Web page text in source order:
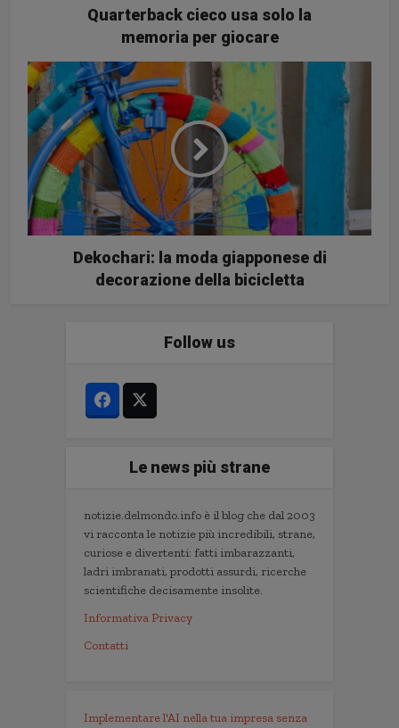
Quarterback cieco usa solo la
memoria per giocare
Dekochari: la moda giapponese di
decorazione della bicicletta
Follow us
Le news più strane
notizie.delmondo.info è il blog che dal 2003
vi racconta le notizie più incredibili, strane,
curiose e divertenti: fatti imbarazzanti,
ladri imbranati, prodotti assurdi, ricerche
scientifiche decisamente insolite.
Informativa Privacy
Contatti
Implementare l'AI nella tua impresa senza